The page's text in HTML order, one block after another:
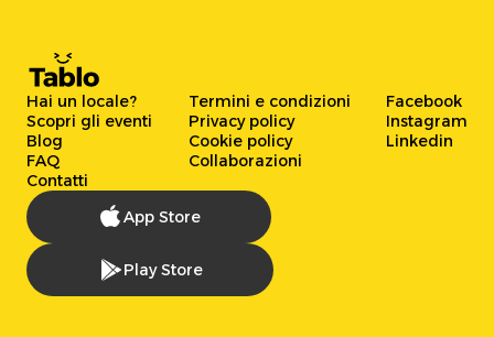
Hai un locale?
Scopri gli eventi
Blog
FAQ
Contatti
Termini e condizioni
Privacy policy
Cookie policy
Collaborazioni
Facebook
Instagram
Linkedin
App Store
Play Store